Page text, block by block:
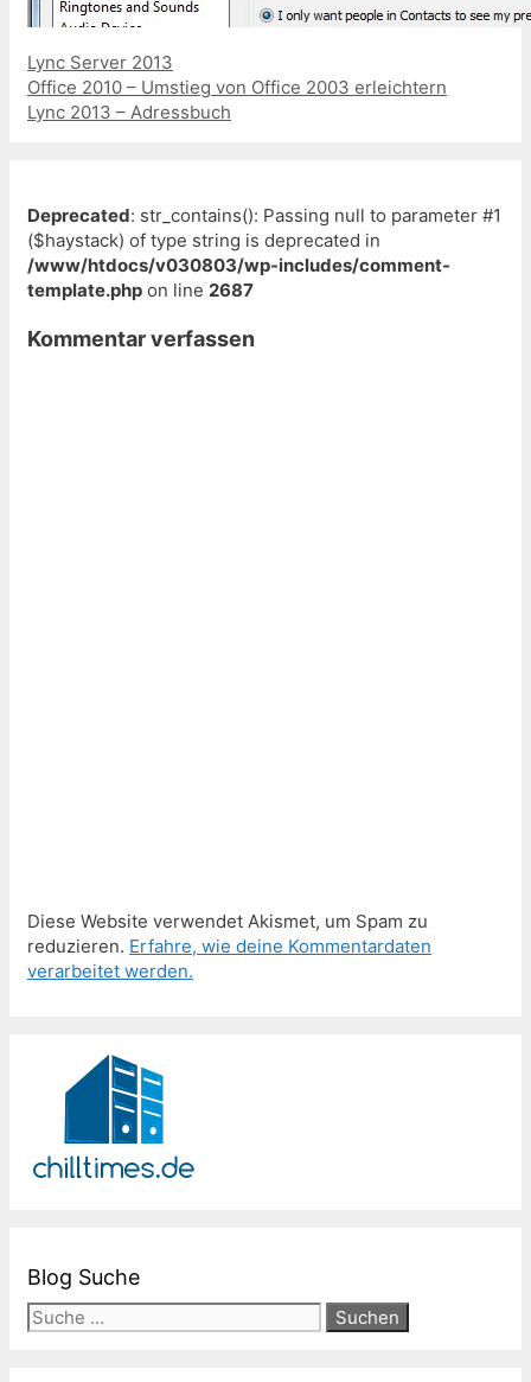
Kategorien
Lync Server 2013
Beitrags-
Navigation
Office 2010 – Umstieg von Office 2003 erleichtern
Lync 2013 – Adressbuch
Deprecated: str_contains(): Passing null to parameter #1
($haystack) of type string is deprecated in
/www/htdocs/v030803/wp-includes/comment-
template.php on line 2687
Kommentar verfassen
Diese Website verwendet Akismet, um Spam zu
reduzieren. Erfahre, wie deine Kommentardaten
verarbeitet werden.
Blog Suche
Suche
nach: